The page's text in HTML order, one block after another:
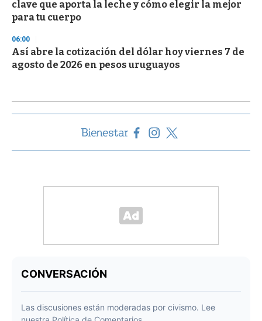
clave que aporta la leche y cómo elegir la mejor
para tu cuerpo
06:00
Así abre la cotización del dólar hoy viernes 7 de
agosto de 2026 en pesos uruguayos